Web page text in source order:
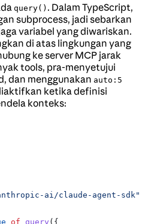
query() . Dalam TypeScript,
subprocess, jadi sebarkan
variabel yang diwariskan.
di atas lingkungan yang
ke server MCP jarak
tools, pra-menyetujui
dan menggunakan auto:5
ketika definisi
konteks:
ai/claude-agent-sdk"
of query ({